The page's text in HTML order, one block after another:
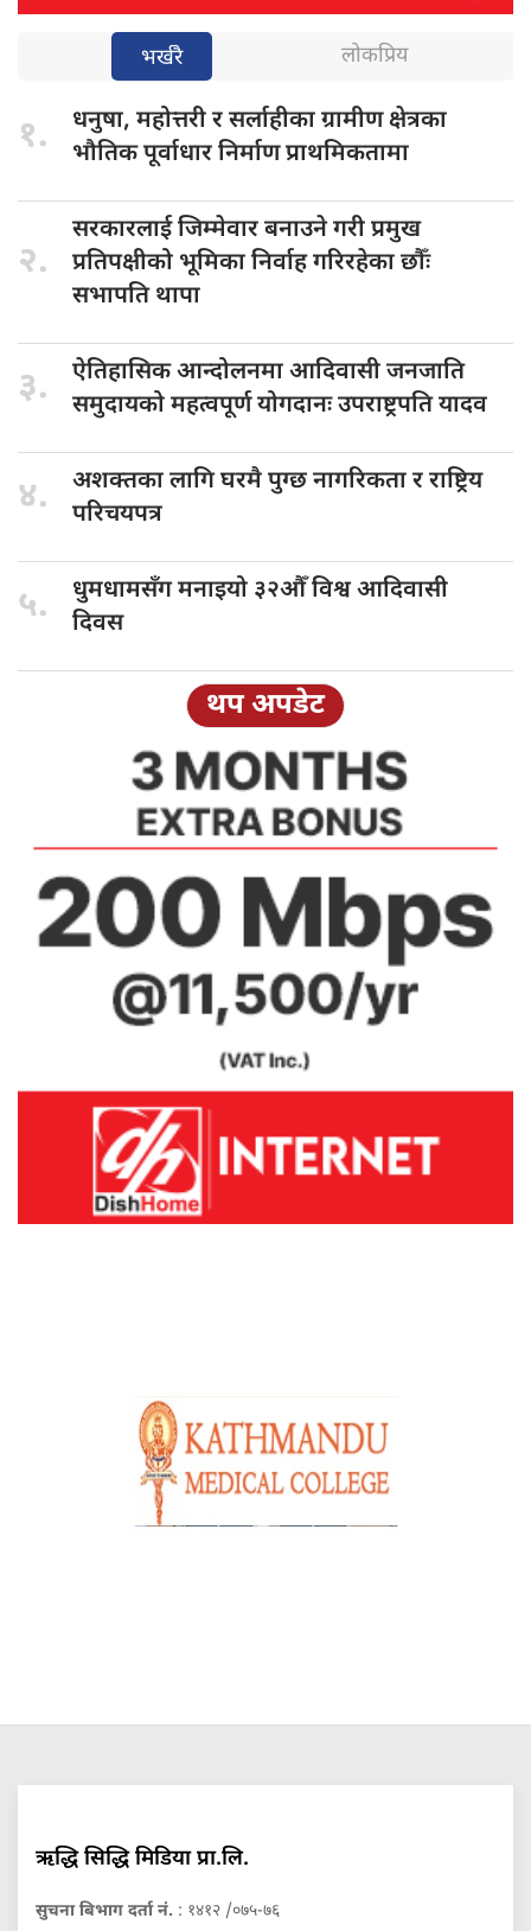
भर्खरै लोकप्रिय
१. धनुषा, महोत्तरीर सर्लाहीका ग्रामीण क्षेत्रका
भौतिक पूर्वाधार निर्माण प्राथमिकतामा
२.
सरकारलाई जिम्मेवारबनाउने गरी प्रमुख
प्रतिपक्षीको भूमिका निर्वाह गरिरहेका छौँः
सभापति थापा
३. ऐतिहासिक आन्दोलनमाआदिवासी जनजाति
समुदायको महत्वपूर्ण योगदानः उपराष्ट्रपति यादव
४. अशक्तका लागिघरमै पुग्छ नागरिकता र राष्ट्रिय
परिचयपत्र
५. धुमधामसँग मनाइयो ३२औँ विश्व आदिवासी
दिवस
थप अपडेट
ऋद्धि सिद्धि मिडिया प्रा.लि.
सुचना बिभाग दर्ता नं. : १४१२ /०७५-७६